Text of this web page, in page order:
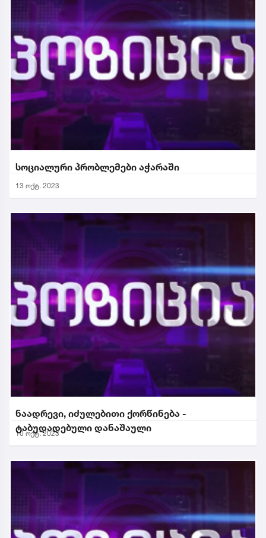
სოციალური პრობლემები აჭარაში
13 ოქტ. 2023
ნაადრევი, იძულებითი ქორწინება -
ტაბუდადებული დანაშაული
10 ოქტ. 2023